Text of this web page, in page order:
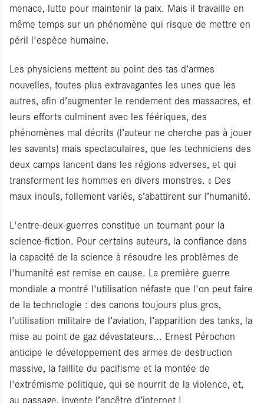
menace, lutte pour maintenir la paix. Mais il travaille en
même temps sur un phénomène qui risque de mettre en
péril l'espèce humaine.
Les physiciens mettent au point des tas d’armes
nouvelles, toutes plus extravagantes les unes que les
autres, afin d’augmenter le rendement des massacres, et
leurs efforts culminent avec les féériques, des
phénomènes mal décrits (l’auteur ne cherche pas à jouer
les savants) mais spectaculaires, que les techniciens des
deux camps lancent dans les régions adverses, et qui
transforment les hommes en divers monstres. « Des
maux inouïs, follement variés, s’abattirent sur l’humanité.
L'entre-deux-guerres constitue un tournant pour la
science-fiction. Pour certains auteurs, la confiance dans
la capacité de la science à résoudre les problèmes de
l'humanité est remise en cause. La première guerre
mondiale a montré l'utilisation néfaste que l'on peut faire
de la technologie : des canons toujours plus gros,
l’utilisation militaire de l’aviation, l’apparition des tanks, la
mise au point de gaz dévastateurs... Ernest Pérochon
anticipe le développement des armes de destruction
massive, la faillite du pacifisme et la montée de
l'extrémisme politique, qui se nourrit de la violence, et,
au passage, invente l’ancêtre d’internet !